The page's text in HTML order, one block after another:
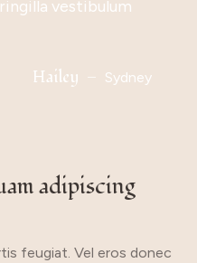
vestibulum
Hailey Sydney
feugiat lacus.
nunc.
Mccray England
neque molestie.
et velit. Fusce
ut iaculis
luctus enim, non
Morbi ultrices
condimentum.
Yahir California
adipiscing
feugiat. Vel eros donec